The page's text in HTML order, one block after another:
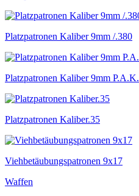
Platzpatronen Kaliber 9mm /.380
Platzpatronen Kaliber 9mm P.A.K.
Platzpatronen Kaliber.35
Viehbetäubungspatronen 9x17
Waffen